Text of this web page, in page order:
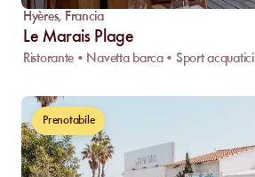
Hyères, Francia
Le Marais Plage
Ristorante • Navetta barca • Sport acquatici
Prenotabile